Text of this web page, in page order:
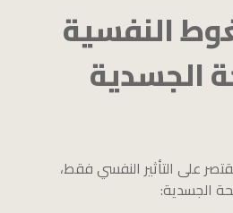
النفسية
الجسدية
على التأثير النفسي فقط،
الجسدية: